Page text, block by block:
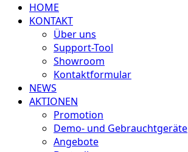
HOME
KONTAKT
Über uns
Support-Tool
Showroom
Kontaktformular
NEWS
AKTIONEN
Promotion
Demo- und Gebrauchtgeräte
Angebote